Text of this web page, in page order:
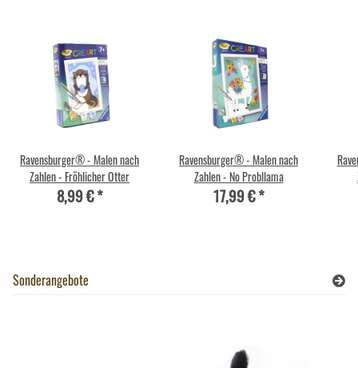
Ravensburger® - Malen nach
Zahlen - Fröhlicher Otter
8,99 €*
Ravensburger® - Malen nach
Zahlen - No Probllama
17,99 €*
Sonderangebote